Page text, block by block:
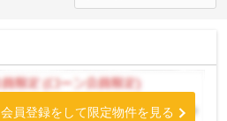
会員登録をして限定物件を見る